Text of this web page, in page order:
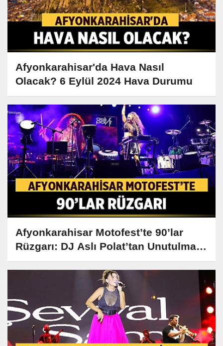
Afyonkarahisar'da Hava Nasıl
Olacak? 6 Eylül 2024 Hava Durumu
Afyonkarahisar Motofest’te 90’lar
Rüzgarı: DJ Aslı Polat’tan Unutulmaz
Performans!